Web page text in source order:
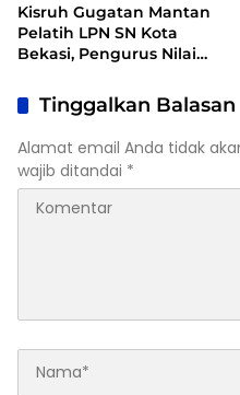
Kisruh Gugatan Mantan
Pelatih LPN SN Kota
Bekasi, Pengurus Nilai
Berdasar
Tinggalkan Balasan
Alamat email Anda tidak
wajib ditandai *